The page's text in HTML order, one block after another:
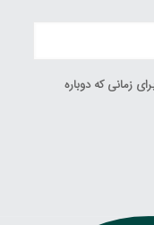
زمانی که دوباره